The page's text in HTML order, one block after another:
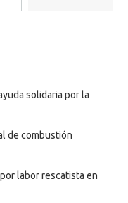
solidaria por la
de combustión
labor rescatista en